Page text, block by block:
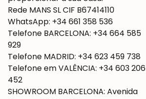
Rede MANS SL CIF B67414110
WhatsApp: +34 661 358 536
Telefone BARCELONA: +34 664 585
929
Telefone MADRID: +34 623 459 738
Telefone em VALÊNCIA: +34 603 206
452
SHOWROOM BARCELONA: Avenida